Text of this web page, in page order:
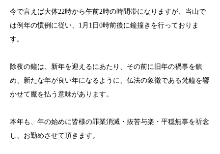
今で言えば大体22時から午前2時の時間帯になりますが、当山で
は例年の慣例に従い、1月1日0時前後に鐘撞きを行っておりま
す。
除夜の鐘は、新年を迎えるにあたり、その前に旧年の禍事を鎮
め、新たな年が良い年になるように、仏法の象徴である梵鐘を響
かせて魔を払う意味があります。
本年も、年の始めに皆様の罪業消滅・抜苦与楽・平穏無事を祈念
し、お勤めさせて頂きます。